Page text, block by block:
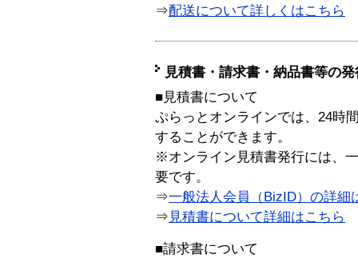
⇒配送について詳しくはこちら
見積書・請求書・納品書等の
■見積書について
ぷらっとオンラインでは、24時
することができます。
※オンライン見積書発行には、
要です。
⇒一般法人会員（BizID）の詳細
⇒ 見積書について詳細はこちら
■請求書について